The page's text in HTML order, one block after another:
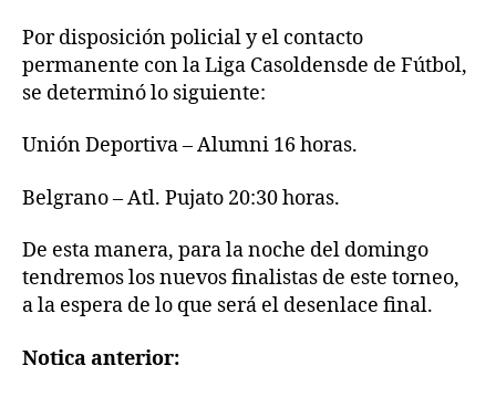
Por disposición policial y el contacto
permanente con la Liga Casoldensde de Fútbol,
se determinó lo siguiente:
Unión Deportiva – Alumni 16 horas.
Belgrano – Atl. Pujato 20:30 horas.
De esta manera, para la noche del domingo
tendremos los nuevos finalistas de este torneo,
a la espera de lo que será el desenlace final.
Notica anterior: